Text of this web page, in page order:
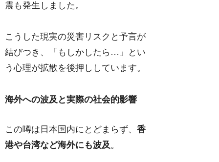
震も発生しました。
こうした現実の災害リスクと予言が
結びつき、「もしかしたら…」とい
う心理が拡散を後押ししています。
海外への波及と実際の社会的影響
この噂は日本国内にとどまらず、香
港や台湾など海外にも波及 。